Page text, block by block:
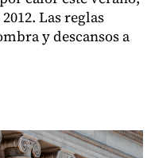
Las reglas
y descansos a